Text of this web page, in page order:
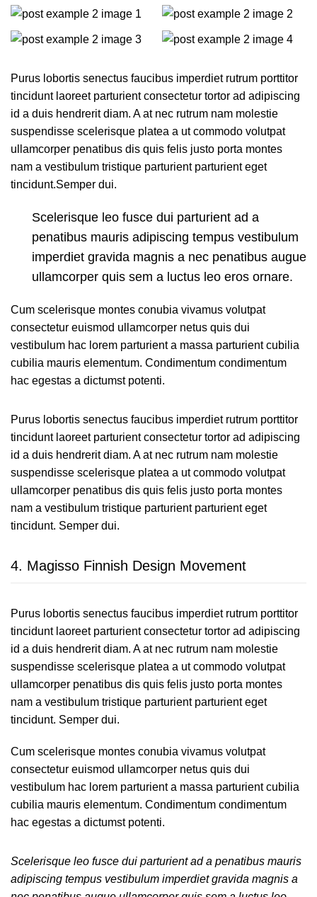
Purus lobortis senectus faucibus imperdiet rutrum porttitor
tincidunt laoreet parturient consectetur tortor ad adipiscing
id a duis hendrerit diam. A at nec rutrum nam molestie
suspendisse scelerisque platea a ut commodo volutpat
ullamcorper penatibus dis quis felis justo porta montes
nam a vestibulum tristique parturient parturient eget
tincidunt.Semper dui.
Scelerisque leo fusce dui parturient ad a
penatibus mauris adipiscing tempus vestibulum
imperdiet gravida magnis a nec penatibus augue
ullamcorper quis sem a luctus leo eros ornare.
Cum scelerisque montes conubia vivamus volutpat
consectetur euismod ullamcorper netus quis dui
vestibulum hac lorem parturient a massa parturient cubilia
cubilia mauris elementum. Condimentum condimentum
hac egestas a dictumst potenti.
Purus lobortis senectus faucibus imperdiet rutrum porttitor
tincidunt laoreet parturient consectetur tortor ad adipiscing
id a duis hendrerit diam. A at nec rutrum nam molestie
suspendisse scelerisque platea a ut commodo volutpat
ullamcorper penatibus dis quis felis justo porta montes
nam a vestibulum tristique parturient parturient eget
tincidunt. Semper dui.
4. Magisso Finnish Design Movement
Purus lobortis senectus faucibus imperdiet rutrum porttitor
tincidunt laoreet parturient consectetur tortor ad adipiscing
id a duis hendrerit diam. A at nec rutrum nam molestie
suspendisse scelerisque platea a ut commodo volutpat
ullamcorper penatibus dis quis felis justo porta montes
nam a vestibulum tristique parturient parturient eget
tincidunt. Semper dui.
Cum scelerisque montes conubia vivamus volutpat
consectetur euismod ullamcorper netus quis dui
vestibulum hac lorem parturient a massa parturient cubilia
cubilia mauris elementum. Condimentum condimentum
hac egestas a dictumst potenti.
Scelerisque leo fusce dui parturient ad a penatibus mauris
adipiscing tempus vestibulum imperdiet gravida magnis a